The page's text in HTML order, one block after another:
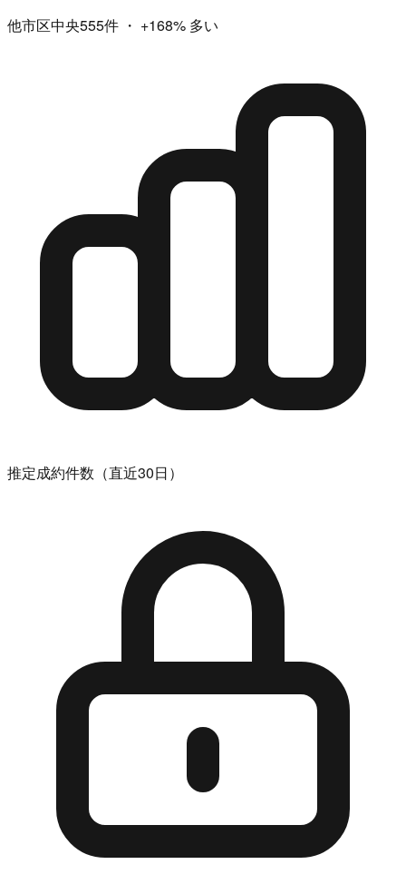
他市区中央555件 ・ +168% 多い
推定成約件数（直近30日）